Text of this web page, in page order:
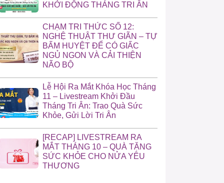
KHỞI ĐỘNG THÁNG TRI ÂN
CHẠM TRI THỨC SỐ 12:
NGHỆ THUẬT THƯ GIÃN – TỰ
BẤM HUYỆT ĐỂ CÓ GIẤC
NGỦ NGON VÀ CẢI THIỆN
NÃO BỘ
Lễ Hội Ra Mắt Khóa Học Tháng
11 – Livestream Khởi Đầu
Tháng Tri Ân: Trao Quà Sức
Khỏe, Gửi Lời Tri Ân
[RECAP] LIVESTREAM RA
MẮT THÁNG 10 – QUÀ TẶNG
SỨC KHỎE CHO NỬA YÊU
THƯƠNG